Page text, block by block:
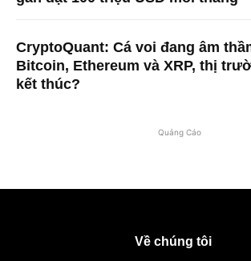
CryptoQuant: Cá voi đang âm
Bitcoin, Ethereum và XRP, thị
kết thúc?
Quảng Cáo
Về chúng tôi